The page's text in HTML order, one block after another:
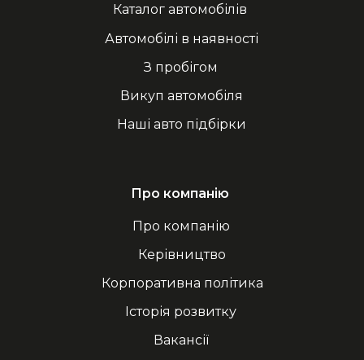
Каталог автомобілів
З пробігом
Автомобілі в наявності
Викуп автомобіля
Наші авто підбірки
Про компанію
Корпоративна політика
Керівництво
Історія розвитку
Вакансії
Про компанію